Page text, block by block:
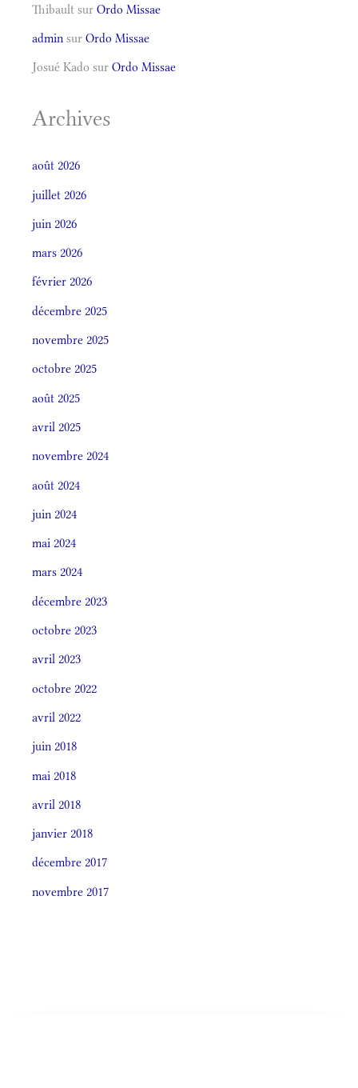
Thibault sur Ordo Missae
admin sur Ordo Missae
Josué Kado sur Ordo Missae
Archives
août 2026
juillet 2026
juin 2026
mars 2026
février 2026
décembre 2025
novembre 2025
octobre 2025
août 2025
avril 2025
novembre 2024
août 2024
juin 2024
mai 2024
mars 2024
décembre 2023
octobre 2023
avril 2023
octobre 2022
avril 2022
juin 2018
mai 2018
avril 2018
janvier 2018
décembre 2017
novembre 2017